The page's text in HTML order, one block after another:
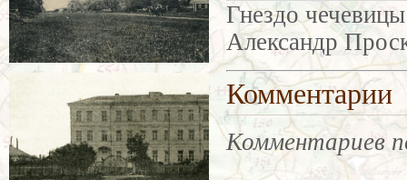
Гнездо
Александр
Комментарии
Комментариев